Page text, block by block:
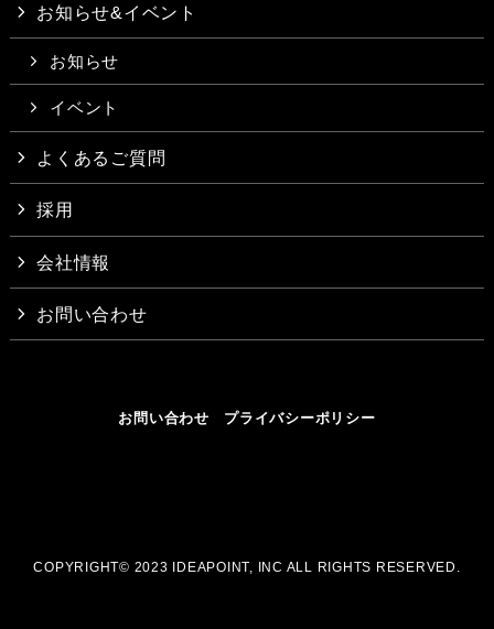
お知らせ&イベント
お知らせ
イベント
よくあるご質問
採用
会社情報
お問い合わせ
お問い合わせ プライバシーポリシー
COPYRIGHT© 2023 IDEAPOINT, INC ALL RIGHTS RESERVED.